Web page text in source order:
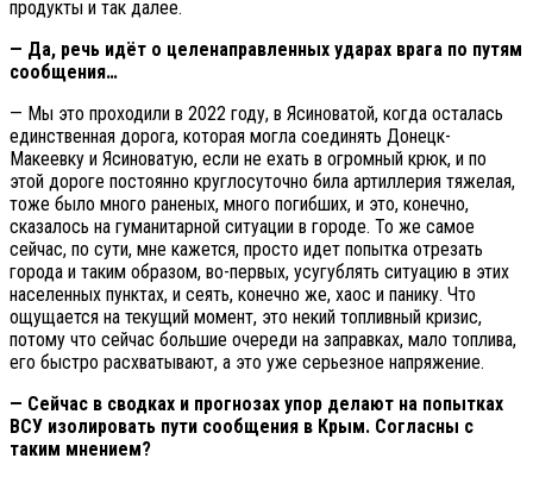
продукты и так далее.
— Да, речь идёт о целенаправленных ударах врага по путям
сообщения…
— Мы это проходили в 2022 году, в Ясиноватой, когда осталась
единственная дорога, которая могла соединять Донецк-
Макеевку и Ясиноватую, если не ехать в огромный крюк, и по
этой дороге постоянно круглосуточно била артиллерия тяжелая,
тоже было много раненых, много погибших, и это, конечно,
сказалось на гуманитарной ситуации в городе. То же самое
сейчас, по сути, мне кажется, просто идет попытка отрезать
города и таким образом, во-первых, усугублять ситуацию в этих
населенных пунктах, и сеять, конечно же, хаос и панику. Что
ощущается на текущий момент, это некий топливный кризис,
потому что сейчас большие очереди на заправках, мало топлива,
его быстро расхватывают, а это уже серьезное напряжение.
— Сейчас в сводках и прогнозах упор делают на попытках
ВСУ изолировать пути сообщения в Крым. Согласны с
таким мнением?